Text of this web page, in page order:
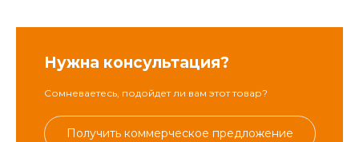
Нужна консультация?
Сомневаетесь, подойдет ли вам этот товар?
Получить коммерческое предложение